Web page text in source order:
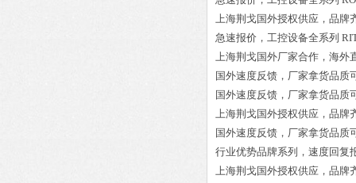
上海荆戈国外授权供应，品牌
急速报价，工控设备全系列
上海荆戈国外厂家合作，海外
国外速度反馈，厂家拿货品质
国外速度反馈，厂家拿货品质
上海荆戈国外授权供应，品牌
国外速度反馈，厂家拿货品质
行业优势品牌系列，速度回复
上海荆戈国外授权供应，品牌